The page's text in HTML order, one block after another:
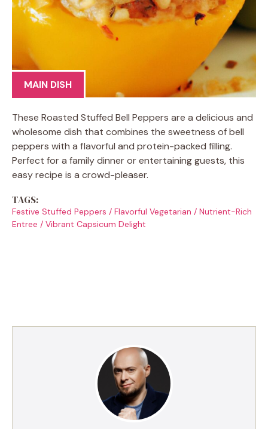
MAIN DISH
These Roasted Stuffed Bell Peppers are a delicious and
wholesome dish that combines the sweetness of bell
peppers with a flavorful and protein-packed filling.
Perfect for a family dinner or entertaining guests, this
easy recipe is a crowd-pleaser.
TAGS:
Festive Stuffed Peppers / Flavorful Vegetarian / Nutrient-Rich
Entree / Vibrant Capsicum Delight